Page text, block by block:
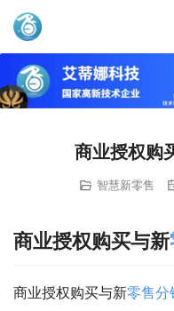
艾蒂娜科技
商业授权购
智慧新零售
商业授权购买与新
商业授权购买与新零售分